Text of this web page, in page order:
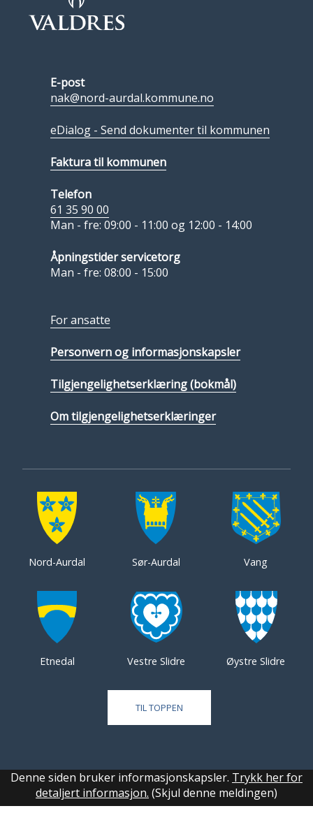
E-post
nak@nord-aurdal.kommune.no
eDialog - Send dokumenter til kommunen
Faktura til kommunen
Telefon
61 35 90 00
Man - fre: 09:00 - 11:00 og 12:00 - 14:00
Åpningstider servicetorg
Man - fre: 08:00 - 15:00
For ansatte
Personvern og informasjonskapsler
Tilgjengelighetserklæring (bokmål)
Om tilgjengelighetserklæringer
Nord-Aurdal Sør-Aurdal Vang
Etnedal Vestre Slidre Øystre Slidre
TIL TOPPEN
Denne siden bruker informasjonskapsler. Trykk her for
detaljert informasjon. (Skjul denne meldingen)